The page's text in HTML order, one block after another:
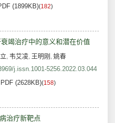
(1899KB)(182)
竭治疗中的意义和潜在价值
, 韦艾凌, 王明刚 , 姚春
j.issn.1001-5256.2022.03.044
PDF (2628KB)(158)
治疗新靶点